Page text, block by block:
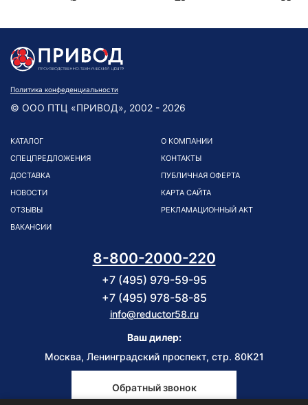
Политика конфеденциальности
© ООО ПТЦ «ПРИВОД», 2002 - 2026
КАТАЛОГ
СПЕЦПРЕДЛОЖЕНИЯ
ДОСТАВКА
НОВОСТИ
ОТЗЫВЫ
ВАКАНСИИ
О КОМПАНИИ
КОНТАКТЫ
ПУБЛИЧНАЯ ОФЕРТА
КАРТА САЙТА
РЕКЛАМАЦИОННЫЙ АКТ
8-800-2000-220
+7 (495) 979-59-95
+7 (495) 978-58-85
info@reductor58.ru
Ваш дилер:
Москва, Ленинградский проспект, стр. 80К21
Обратный звонок